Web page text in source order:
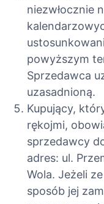
niezwłocznie
powyższym
Sprzedawca
uzasadnioną.
Kupujący,
rękojmi,
sprzedawcy
adres: ul.
Wola. Jeżeli
sposób jej